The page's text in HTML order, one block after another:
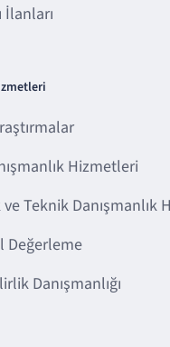
İlanları
Hizmetleri
Teknik Danışmanlık
Değerleme
Danışmanlığı